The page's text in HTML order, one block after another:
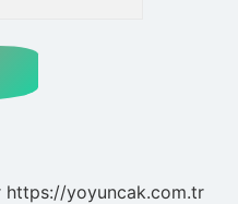
https://yoyuncak.com.tr